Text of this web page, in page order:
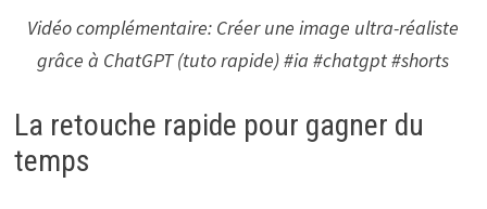
Vidéo complémentaire: Créer une image ultra-réaliste
grâce à ChatGPT (tuto rapide) #ia #chatgpt #shorts
La retouche rapide pour gagner du
temps